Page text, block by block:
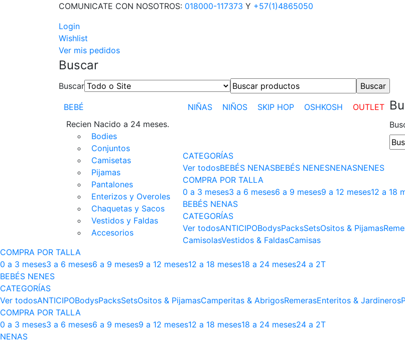
COMUNICATE CON NOSOTROS: 018000-117373 Y +57(1)4865050
Login
Wishlist
Ver mis pedidos
Buscar
Buscar
BEBÉ
Recien Nacido a 24 meses.
Bodies
Conjuntos
Camisetas
Pijamas
Pantalones
Enterizos y Overoles
Chaquetas y Sacos
Vestidos y Faldas
Accesorios
NIÑAS NIÑOS SKIP HOP OSHKOSH OUTLET
CATEGORÍAS
Ver todosBEBÉS NENASBEBÉS NENESNENASNENES
COMPRA POR TALLA
0 a 3 meses3 a 6 meses6 a 9 meses9 a 12 meses12 a 18
BEBÉS NENAS
CATEGORÍAS
Ver todosANTICIPOBodysPacksSetsOsitos & Pijamas
CamisolasVestidos & FaldasCamisas
COMPRA POR TALLA
0 a 3 meses3 a 6 meses6 a 9 meses9 a 12 meses12 a 18 meses18 a 24 meses24 a 2T
BEBÉS NENES
CATEGORÍAS
Ver todosANTICIPOBodysPacksSetsOsitos & PijamasCamperitas & AbrigosRemerasEnteritos & Jardineros
COMPRA POR TALLA
0 a 3 meses3 a 6 meses6 a 9 meses9 a 12 meses12 a 18 meses18 a 24 meses24 a 2T
NENAS